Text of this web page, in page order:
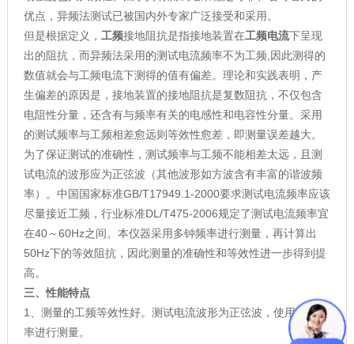
优点，异频法测试已被国内外专家广泛接受和采用。
但是根据定义， 工频接地阻抗是指接地装置在工频电流下呈现
出的阻抗，而异频法采用的测试电流频率不为工频,因此测得的
数值就会与工频电流下测得的值有偏差。理论和实践表明，产
生偏差的原因是，接地装置的接地阻抗是复数阻抗，不仅包含
电阻性分量，还含有与频率有关的电感性和电容性分量。采用
的测试频率与工频相差愈远则等效性愈差，即测量误差越大。
为了保证测试的准确性，测试频率与工频不能相差太远，且测
试电流的波形应为正弦波（其他波形如方波含有丰富的谐波频
率）。中国国家标准GB/T17949.1-2000要求测试电流频率应该
尽量接近工频，行业标准DL/T475-2006规定了测试电流频率宜
在40～60Hz之间。本仪器采用多钟频率进行测量，再计算出
50Hz下的等效阻抗，因此测量的准确性和等效性进一步得到提
高。
三、性能特点
1、测量的工频等效性好。测试电流波形为正弦波，使用两种频
率进行测量。